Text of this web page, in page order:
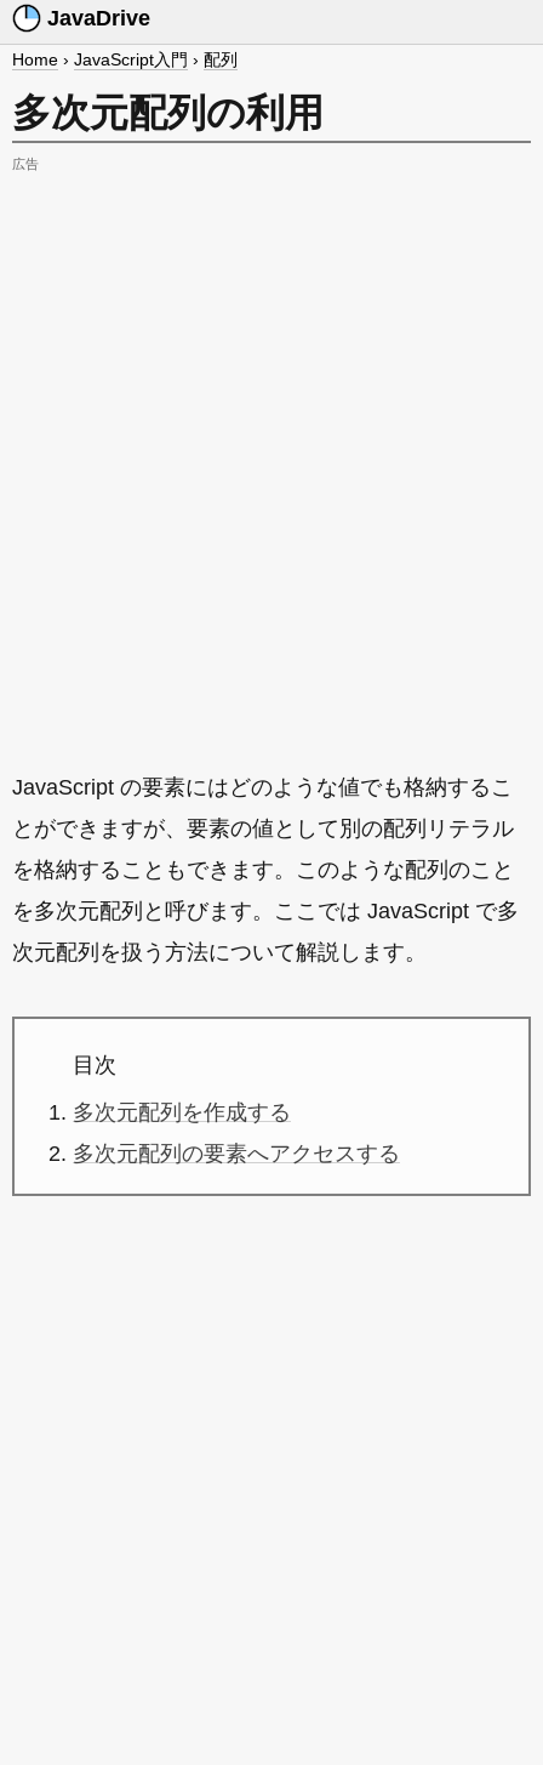
JavaDrive
Home › JavaScript入門 › 配列
多次元配列の利用
広告
JavaScript の要素にはどのような値でも格納するこ
とができますが、要素の値として別の配列リテラル
を格納することもできます。このような配列のこと
を多次元配列と呼びます。ここでは JavaScript で多
次元配列を扱う方法について解説します。
目次
多次元配列を作成する
多次元配列の要素へアクセスする